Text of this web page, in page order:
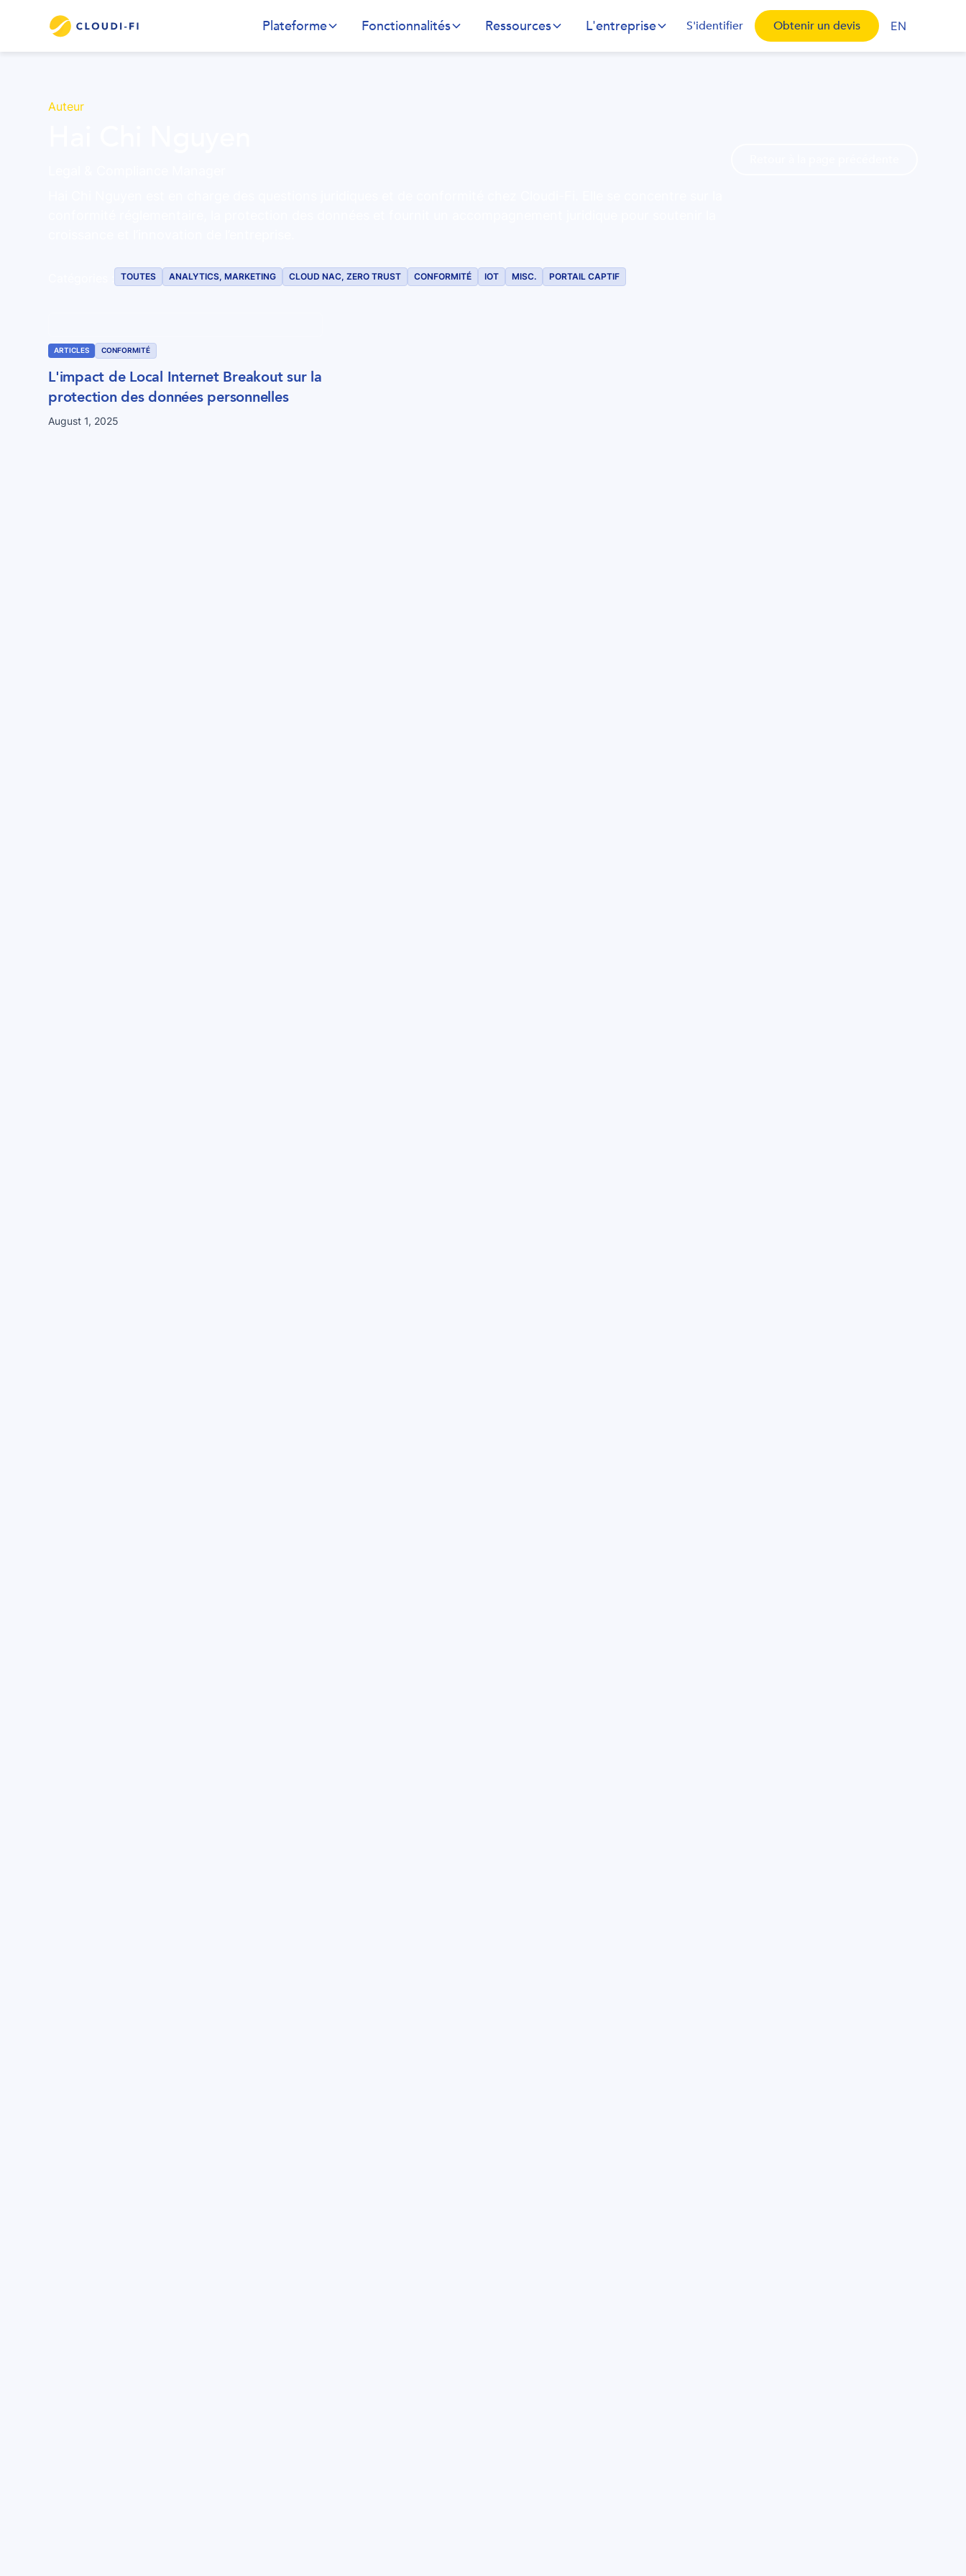
Plateforme Fonctionnalités Ressources L'entreprise S'identifier Obtenir un devis EN
Auteur
TOUTES ANALYTICS, MARKETING CLOUD NAC, ZERO TRUST CONFORMITÉ IOT MISC. PORTAIL CAPTIF
ARTICLES CONFORMITÉ
L'impact de Local Internet Breakout sur la
protection des données personnelles
August 1, 2025